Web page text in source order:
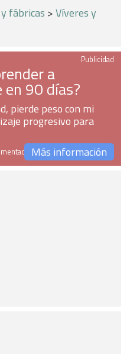
fábricas >Víveres y
Publicidad
a
90 días?
pierde peso con mi
progresivo para
Más información